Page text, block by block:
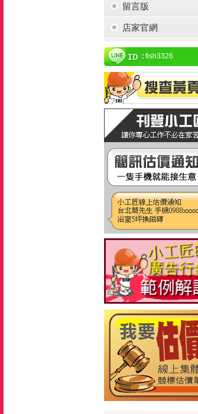
留言版
店家官網
fish3326